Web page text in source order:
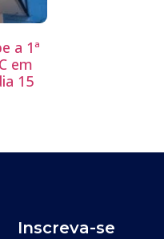
a 1ª
em
15
Inscreva-se